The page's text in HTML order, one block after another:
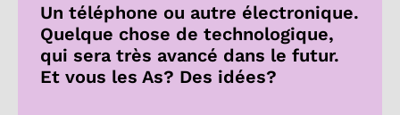
Un téléphone ou autre électronique.
Quelque chose de technologique,
qui sera très avancé dans le futur.
Et vous les As? Des idées?